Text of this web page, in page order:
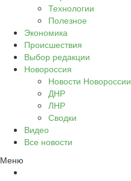
Технологии
Полезное
Экономика
Происшествия
Выбор редакции
Новороссия
Новости Новороссии
ДНР
ЛНР
Сводки
Видео
Все новости
Меню